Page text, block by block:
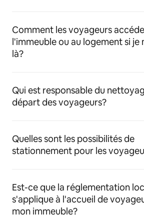
Comment les voyageurs
l'immeuble ou au logement si je
là?
Qui est responsable du
départ des voyageurs?
Quelles sont les possibilités de
stationnement pour les
Est-ce que la réglementation
s'applique à l'accueil de
mon immeuble?